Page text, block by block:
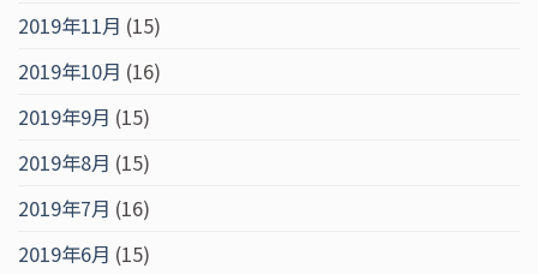
2019年11月 (15)
2019年10月 (16)
2019年9月 (15)
2019年8月 (15)
2019年7月 (16)
2019年6月 (15)